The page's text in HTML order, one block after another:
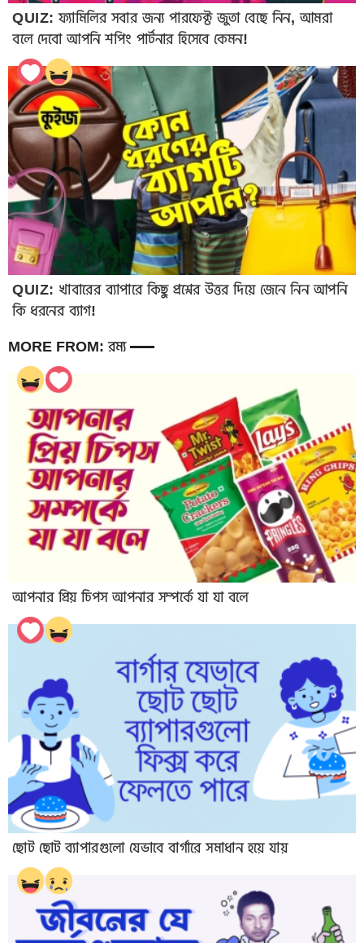
QUIZ: ফ্যামিলির সবার জন্য পারফেক্ট জুতা বেছে নিন, আমরা
বলে দেবো আপনি শপিং পার্টনার হিসেবে কেমন!
QUIZ: খাবারের ব্যাপারে কিছু প্রশ্নের উত্তর দিয়ে জেনে নিন আপনি
কি ধরনের ব্যাগ!
MORE FROM: রম্য
আপনার প্রিয় চিপস আপনার সম্পর্কে যা যা বলে
ছোট ছোট ব্যাপারগুলো যেভাবে বার্গারে সমাধান হয়ে যায়